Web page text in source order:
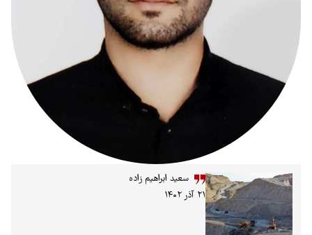
سعید ابراهیم زاده
۲۱ آذر ۱۴۰۲